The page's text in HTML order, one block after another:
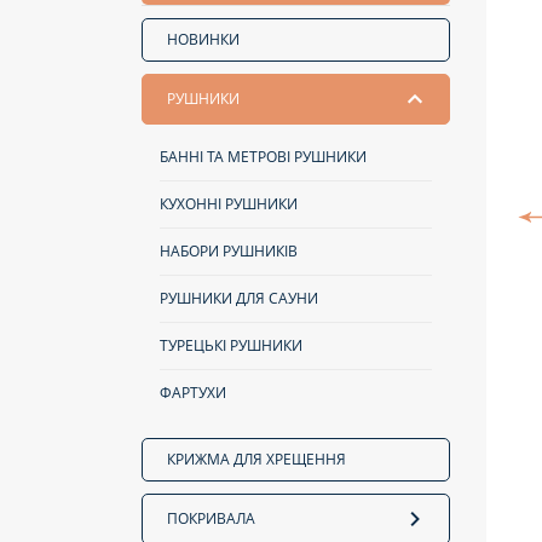
НОВИНКИ
РУШНИКИ
БАННІ ТА МЕТРОВІ РУШНИКИ
КУХОННІ РУШНИКИ
НАБОРИ РУШНИКІВ
РУШНИКИ ДЛЯ САУНИ
ТУРЕЦЬКІ РУШНИКИ
ФАРТУХИ
КРИЖМА ДЛЯ ХРЕЩЕННЯ
ПОКРИВАЛА